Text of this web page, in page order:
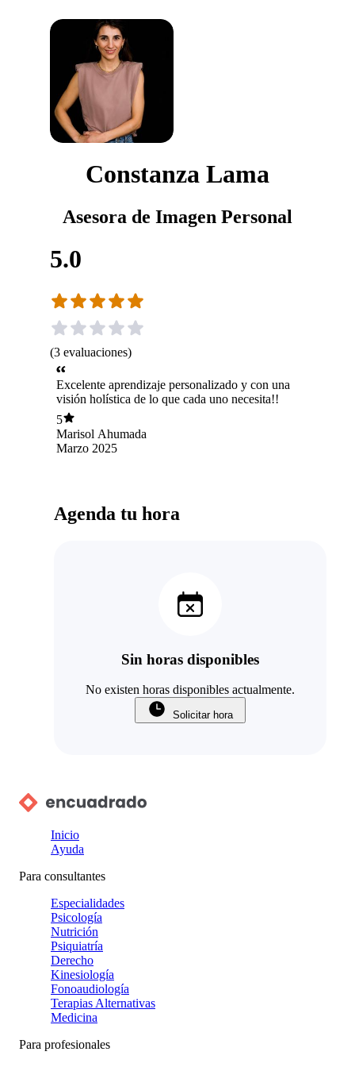
Constanza Lama
Asesora de Imagen Personal
5.0
(3 evaluaciones)
Excelente aprendizaje personalizado y con una
visión holística de lo que cada uno necesita!!
5
Marisol Ahumada
Marzo 2025
Agenda tu hora
Sin horas disponibles
No existen horas disponibles actualmente.
Solicitar hora
Inicio
Ayuda
Para consultantes
Especialidades
Psicología
Nutrición
Psiquiatría
Derecho
Kinesiología
Fonoaudiología
Terapias Alternativas
Medicina
Para profesionales